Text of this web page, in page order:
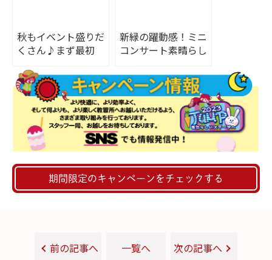
秋もイベント盛りだ
くさん♪まず最初
ト！
新緑の躍動感！ミニ
コンサート素晴らし
期間限定のキャンペーンをチェックする
前の記事へ 一覧へ 次の記事へ